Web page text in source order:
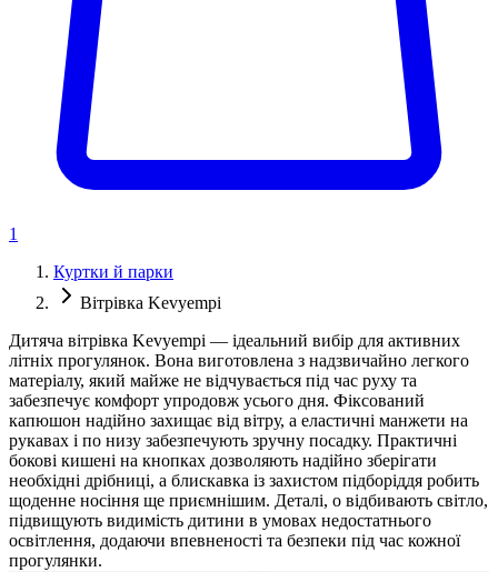
1
Куртки й парки
Вітрівка Kevyempi
Дитяча вітрівка Kevyempi — ідеальний вибір для активних
літніх прогулянок. Вона виготовлена з надзвичайно легкого
матеріалу, який майже не відчувається під час руху та
забезпечує комфорт упродовж усього дня. Фіксований
капюшон надійно захищає від вітру, а еластичні манжети на
рукавах і по низу забезпечують зручну посадку. Практичні
бокові кишені на кнопках дозволяють надійно зберігати
необхідні дрібниці, а блискавка із захистом підборіддя робить
щоденне носіння ще приємнішим. Деталі, о відбивають світло,
підвищують видимість дитини в умовах недостатнього
освітлення, додаючи впевненості та безпеки під час кожної
прогулянки.